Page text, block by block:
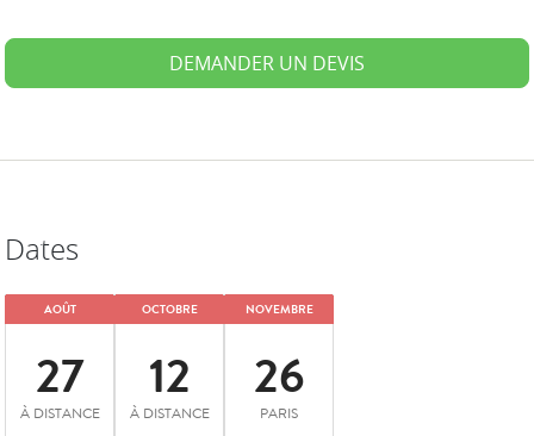
DEMANDER UN DEVIS
Dates
AOÛT
27
À DISTANCE
OCTOBRE
12
À DISTANCE
NOVEMBRE
26
PARIS